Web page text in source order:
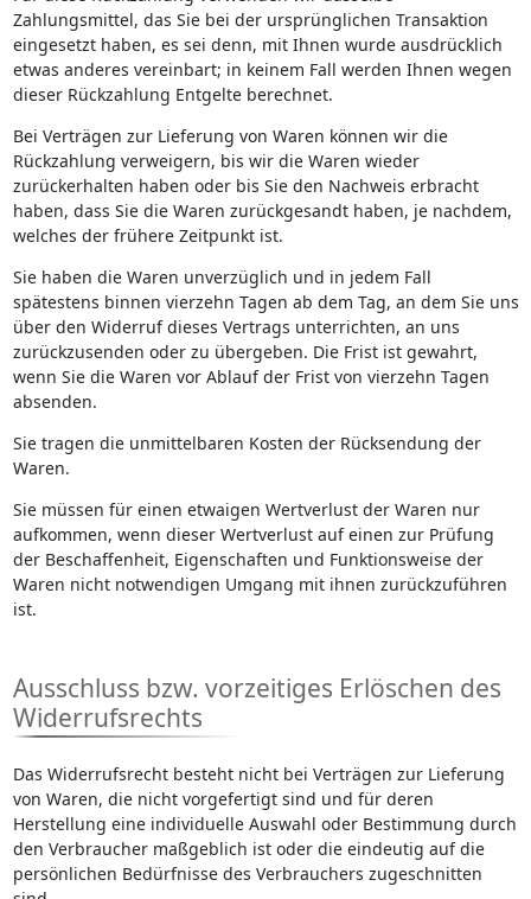
Zahlungsmittel, das Sie bei der ursprünglichen Transaktion
eingesetzt haben, es sei denn, mit Ihnen wurde ausdrücklich
etwas anderes vereinbart; in keinem Fall werden Ihnen wegen
dieser Rückzahlung Entgelte berechnet.
Bei Verträgen zur Lieferung von Waren können wir die
Rückzahlung verweigern, bis wir die Waren wieder
zurückerhalten haben oder bis Sie den Nachweis erbracht
haben, dass Sie die Waren zurückgesandt haben, je nachdem,
welches der frühere Zeitpunkt ist.
Sie haben die Waren unverzüglich und in jedem Fall
spätestens binnen vierzehn Tagen ab dem Tag, an dem Sie uns
über den Widerruf dieses Vertrags unterrichten, an uns
zurückzusenden oder zu übergeben. Die Frist ist gewahrt,
wenn Sie die Waren vor Ablauf der Frist von vierzehn Tagen
absenden.
Sie tragen die unmittelbaren Kosten der Rücksendung der
Waren.
Sie müssen für einen etwaigen Wertverlust der Waren nur
aufkommen, wenn dieser Wertverlust auf einen zur Prüfung
der Beschaffenheit, Eigenschaften und Funktionsweise der
Waren nicht notwendigen Umgang mit ihnen zurückzuführen
ist.
Ausschluss bzw. vorzeitiges Erlöschen des
Widerrufsrechts
Das Widerrufsrecht besteht nicht bei Verträgen zur Lieferung
von Waren, die nicht vorgefertigt sind und für deren
Herstellung eine individuelle Auswahl oder Bestimmung durch
den Verbraucher maßgeblich ist oder die eindeutig auf die
persönlichen Bedürfnisse des Verbrauchers zugeschnitten